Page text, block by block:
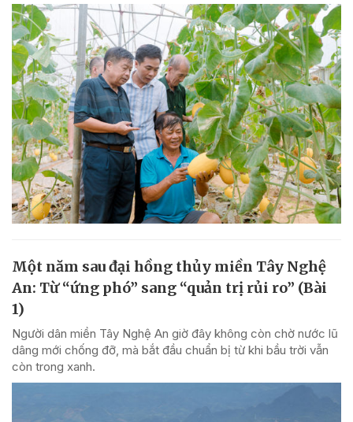
Một năm sau đại hồng thủy miền Tây Nghệ
An: Từ “ứng phó” sang “quản trị rủi ro” (Bài
1)
Người dân miền Tây Nghệ An giờ đây không còn chờ nước lũ
dâng mới chống đỡ, mà bắt đầu chuẩn bị từ khi bầu trời vẫn
còn trong xanh.